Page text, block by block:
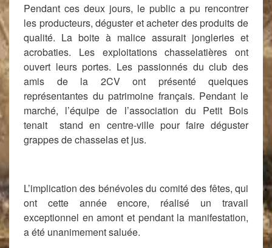
Pendant ces deux jours, le public a pu rencontrer
les producteurs, déguster et acheter des produits de
qualité. La boite à malice assurait jongleries et
acrobaties. Les exploitations chasselatières ont
ouvert leurs portes. Les passionnés du club des
amis de la 2CV ont présenté quelques
représentantes du patrimoine français. Pendant le
marché, l’équipe de l’association du Petit Bois
tenait stand en centre-ville pour faire déguster
grappes de chasselas et jus.
L’implication des bénévoles du comité des fêtes, qui
ont cette année encore, réalisé un travail
exceptionnel en amont et pendant la manifestation,
a été unanimement saluée.